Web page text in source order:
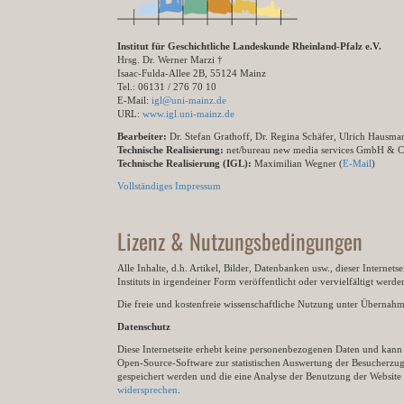
Institut für Geschichtliche Landeskunde Rheinland-Pfalz e.V.
Hrsg. Dr. Werner Marzi †
Isaac-Fulda-Allee 2B, 55124 Mainz
Tel.: 06131 / 276 70 10
E-Mail: igl@uni-mainz.de
URL: www.igl.uni-mainz.de
Bearbeiter: Dr. Stefan Grathoff, Dr. Regina Schäfer, Ulrich
Technische Realisierung: net/bureau new media services GmbH &
Technische Realisierung (IGL): Maximilian Wegner (E-Mail)
Vollständiges Impressum
Lizenz & Nutzungsbedingungen
Alle Inhalte, d.h. Artikel, Bilder, Datenbanken usw., dieser
Instituts in irgendeiner Form veröffentlicht oder vervielfältigt
Die freie und kostenfreie wissenschaftliche Nutzung unter
Datenschutz
Diese Internetseite erhebt keine personenbezogenen Daten und
Open-Source-Software zur statistischen Auswertung der
gespeichert werden und die eine Analyse der Benutzung der
widersprechen